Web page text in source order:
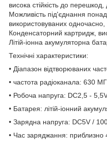
висока стійкість до
Можливість під'єднання
використовуваних
Конденсаторний картридж,
Літій-іонна акумуляторна
Технічні характеристики:
• Діапазон відтворюваних
• частота радіоканала: 630
• Робоча напруга: DC2,5 -
• Батарея: літій-іонний
• Зарядна напруга: DC5V /
• Час заряджання: приблизно